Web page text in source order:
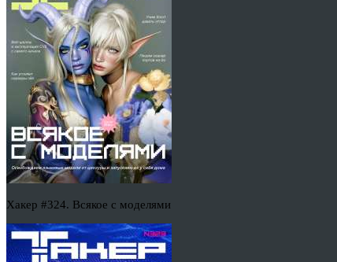
Хакер #324. Всякое с моделями